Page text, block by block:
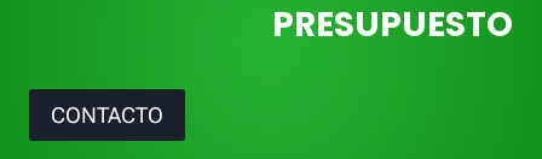
PRESUPUESTO
CONTACTO